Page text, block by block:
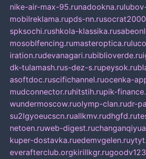
nike-air-max-95.runadookna.ru
mobilreklama.rupds-nn.ru
spksochi.rushkola-klassika.ru
mosoblfencing.rumasteroptica.ru
iration.rudevanagari.rubiblioverde.ru
dk-tulamash.rus-dez-s.rupeysok.ru
asoftdoc.ruscifichannel.ruocenka-
mudconnector.ruhitstih.rupik-
wundermoscow.ruolymp-clan.rudr-
su2lgyoeucscn.ruallkmv.rudhgfd.ru
netoen.ruweb-digest.ru
kuper-dostavka.ruedemvgelen.ru
everafterclub.orgkirillkgr.ru